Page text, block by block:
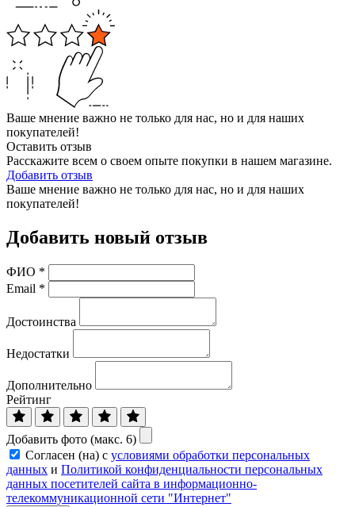
Ваше мнение важно не только для нас, но и для наших
покупателей!
Оставить отзыв
Расскажите всем о своем опыте покупки в нашем магазине.
Добавить отзыв
Ваше мнение важно не только для нас, но и для наших
покупателей!
Добавить новый отзыв
ФИО *
Email *
Достоинства
Недостатки
Дополнительно
Рейтинг
Добавить фото (макс. 6)
Согласен (на) с условиями обработки персональных
данных и Политикой конфиденциальности персональных
данных посетителей сайта в информационно-
телекоммуникационной сети "Интернет"